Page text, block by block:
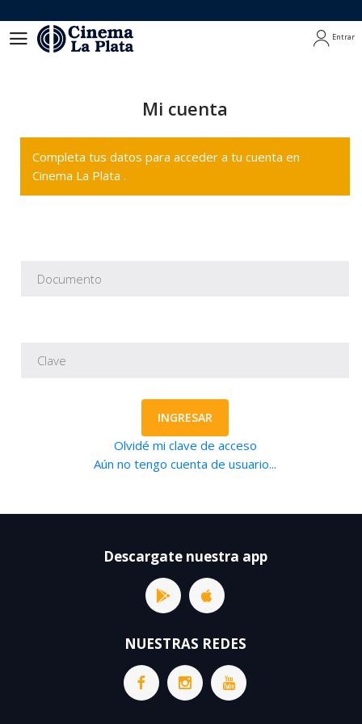
Entrar
Mi cuenta
Completa tus datos para acceder a tu cuenta en
Cinema La Plata .
INGRESAR
Olvidé mi clave de acceso
Aún no tengo cuenta de usuario...
Descargate nuestra app
NUESTRAS REDES